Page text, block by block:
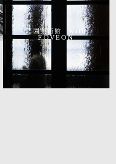
庭園美術館 with
FOVEON